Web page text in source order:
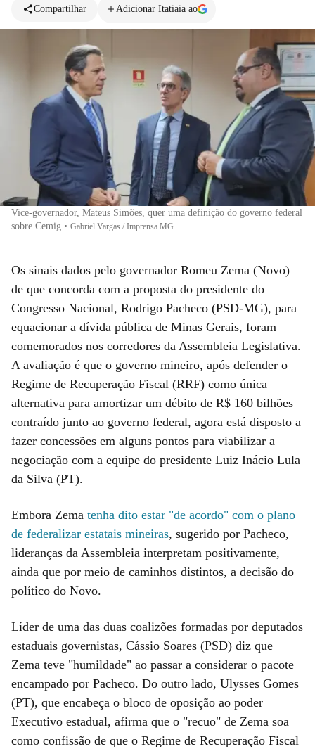
Compartilhar
Adicionar Itatiaia ao
Vice-governador, Mateus Simões, quer uma definição do governo federal
sobre Cemig • Gabriel Vargas / Imprensa MG
Os sinais dados pelo governador Romeu Zema (Novo)
de que concorda com a proposta do presidente do
Congresso Nacional, Rodrigo Pacheco (PSD-MG), para
equacionar a dívida pública de Minas Gerais, foram
comemorados nos corredores da Assembleia Legislativa.
A avaliação é que o governo mineiro, após defender o
Regime de Recuperação Fiscal (RRF) como única
alternativa para amortizar um débito de R$ 160 bilhões
contraído junto ao governo federal, agora está disposto a
fazer concessões em alguns pontos para viabilizar a
negociação com a equipe do presidente Luiz Inácio Lula
da Silva (PT).
Embora Zema tenha dito estar "de acordo" com o plano
de federalizar estatais mineiras, sugerido por Pacheco,
lideranças da Assembleia interpretam positivamente,
ainda que por meio de caminhos distintos, a decisão do
político do Novo.
Líder de uma das duas coalizões formadas por deputados
estaduais governistas, Cássio Soares (PSD) diz que
Zema teve "humildade" ao passar a considerar o pacote
encampado por Pacheco. Do outro lado, Ulysses Gomes
(PT), que encabeça o bloco de oposição ao poder
Executivo estadual, afirma que o "recuo" de Zema soa
como confissão de que o Regime de Recuperação Fiscal